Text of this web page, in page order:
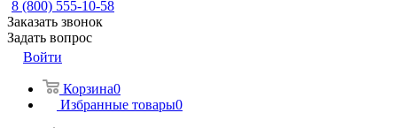
8 (800) 555-10-58
Заказать звонок
Задать вопрос
Войти
Корзина0
Избранные товары0